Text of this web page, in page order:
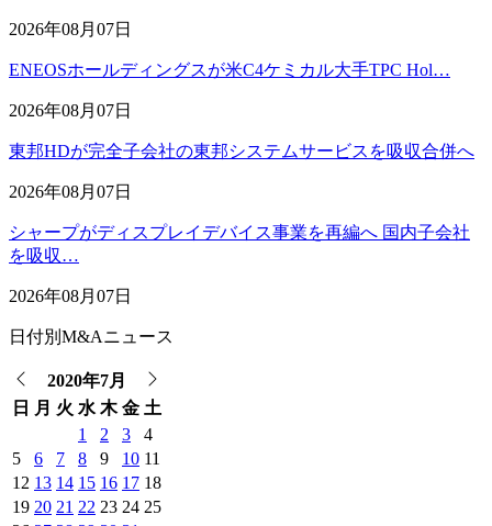
2026年08月07日
ENEOSホールディングスが米C4ケミカル大手TPC Hol…
2026年08月07日
東邦HDが完全子会社の東邦システムサービスを吸収合併へ
2026年08月07日
シャープがディスプレイデバイス事業を再編へ 国内子会社
を吸収…
2026年08月07日
日付別M&Aニュース
2020年7月
日 月 火 水 木 金 土
1
2 3
4
5
6 7 8 9 10 11
12 13 14 15 16 17 18
19 20 21 22 23 24 25